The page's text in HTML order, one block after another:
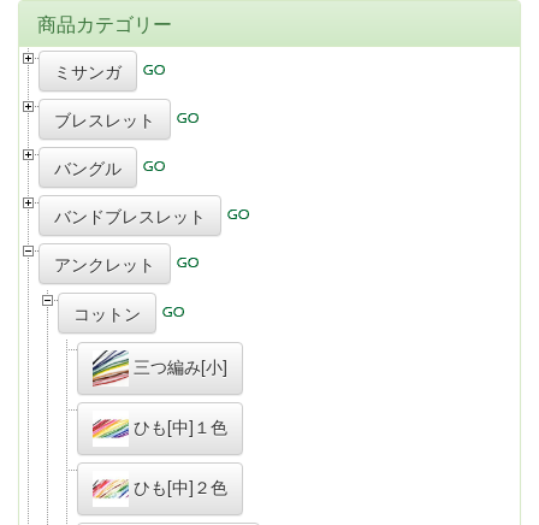
商品カテゴリー
ミサンガ
ブレスレット
バングル
バンドブレスレット
アンクレット
コットン
三つ編み[小]
ひも[中]１色
ひも[中]２色